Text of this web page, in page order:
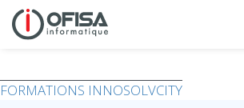
FORMATIONS INNOSOLVCITY